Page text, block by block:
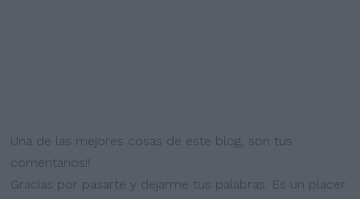
Una de las mejores cosas de este blog, son tus
comentarios!!
Gracias por pasarte y dejarme tus palabras. Es un placer